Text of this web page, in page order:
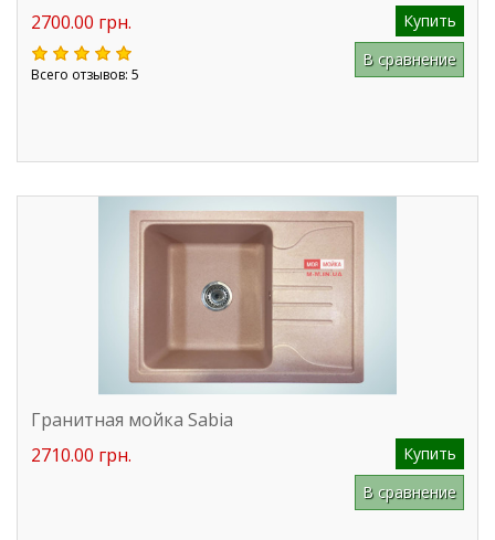
2700.00 грн.
Купить
Всего отзывов: 5
В сравнение
Гранитная мойка Sabia
2710.00 грн.
Купить
В сравнение